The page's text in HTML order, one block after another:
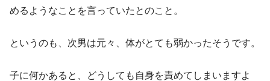
めるようなことを言っていたとのこと。
というのも、次男は元々、体がとても弱かったそうです。
子に何かあると、どうしても自身を責めてしまいますよ